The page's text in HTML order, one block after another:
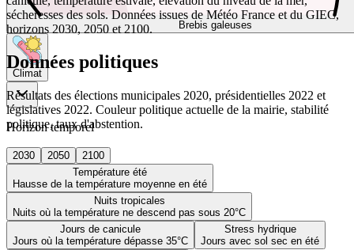
Brebis galeuses
Climat
Horizon temporel
2030 2050
2100
Température été
Hausse de la température moyenne en été
Nuits tropicales
Nuits où la température ne descend pas sous 20°C
Jours de canicule
Jours où la température dépasse 35°C
Stress hydrique
Jours avec sol sec en été
sécheresses des sols. Données issues de Météo France et du GIEC,
horizons 2030, 2050 et 2100.
Données politiques
Résultats des élections municipales 2020, présidentielles 2022 et
législatives 2022. Couleur politique actuelle de la mairie, stabilité
politique, taux d'abstention.